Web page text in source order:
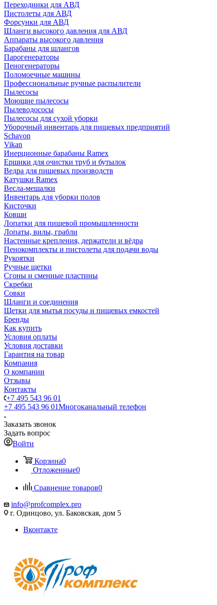
Переходники для АВД
Пистолеты для АВД
Форсунки для АВД
Шланги высокого давления для АВД
Аппараты высокого давления
Барабаны для шлангов
Парогенераторы
Пеногенераторы
Поломоечные машины
Профессиональные ручные распылители
Пылесосы
Моющие пылесосы
Пылеводососы
Пылесосы для сухой уборки
Уборочный инвентарь для пищевых предприятий
Schavon
Vikan
Инерционные барабаны Ramex
Ершики для очистки труб и бутылок
Ведра для пищевых производств
Катушки Ramex
Весла-мешалки
Инвентарь для уборки полов
Кисточки
Ковши
Лопатки для пищевой промышленности
Лопаты, вилы, грабли
Настенные крепления, держатели и вёдра
Пенокомплекты и пистолеты для подачи воды
Рукоятки
Ручные щетки
Сгоны и сменные пластины
Скребки
Совки
Шланги и соединения
Щетки для мытья посуды и пищевых емкостей
Бренды
Как купить
Условия оплаты
Условия доставки
Гарантия на товар
Компания
О компании
Отзывы
Контакты
+7 495 543 96 01
+7 495 543 96 01Многоканальный телефон
Заказать звонок
Задать вопрос
Войти
Корзина0
Отложенные0
Сравнение товаров0
info@profcomplex.pro
г. Одинцово, ул. Баковская, дом 5
Вконтакте